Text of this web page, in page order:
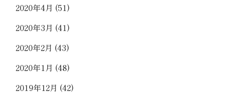
2020年4月 (51)
2020年3月 (41)
2020年2月 (43)
2020年1月 (48)
2019年12月 (42)